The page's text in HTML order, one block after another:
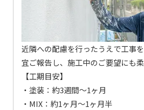
近隣への配慮を行ったうえで工事
宜ご報告し、施工中のご要望にも
【工期目安】
・塗装：約3週間〜1ヶ月
・MIX：約1ヶ月〜1ヶ月半